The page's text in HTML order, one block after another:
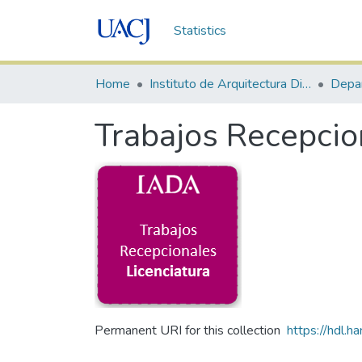
Statistics
Home Instituto de Arquitectura Diseño y Arte
Trabajos
Permanent URI for this collection https://